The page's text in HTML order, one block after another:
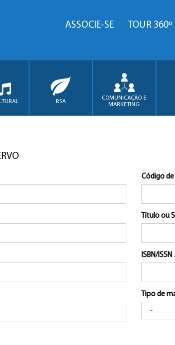
ASSOCIE-SE TOUR 360º
RSA
COMUNICAÇÃO E
MARKETING
Código de
Título ou
ISBN/ISSN
Tipo de